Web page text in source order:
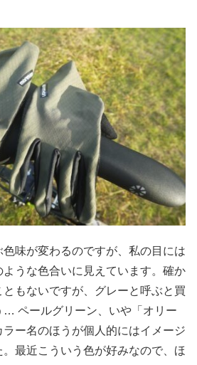
味が変わるのですが、私の目には
うな色合いに見えています。確か
もないですが、グレーと呼ぶと買
… ペールグリーン、いや「オリー
ー名のほうが個人的にはイメージ
最近こういう色が好みなので、ほ